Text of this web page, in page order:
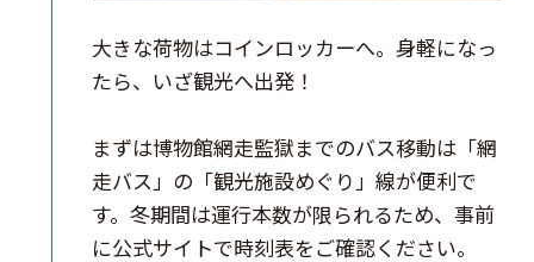
大きな荷物はコインロッカーへ。身軽になっ
たら、いざ観光へ出発！
まずは博物館網走監獄までのバス移動は「網
走バス」の「観光施設めぐり」線が便利で
す。冬期間は運行本数が限られるため、事前
に公式サイトで時刻表をご確認ください。